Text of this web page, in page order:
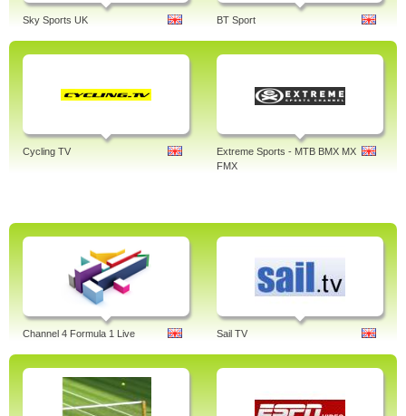
Sky Sports UK BT Sport
Cycling TV
Extreme Sports - MTB BMX MX
FMX
Channel 4 Formula 1 Live Sail TV